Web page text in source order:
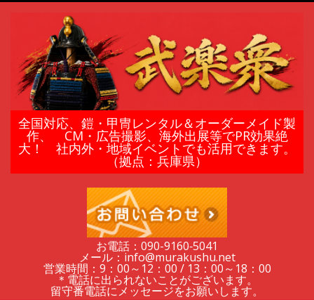
鎧
甲
レ
全国対応、鎧・甲冑レンタル＆オーダーメイド製
作、 CM・広告撮影、海外出展等でPR効果絶
大！ 社内外・地域イベントでも活用できます。
（拠点：兵庫県）
お電話：090-9160‐5041
メール：info@murakushu.net
営業時間：9：00～12：00 / 13：00～18：00
＊電話に出られないことがございます。
留守番電話にメッセージをお願いします。